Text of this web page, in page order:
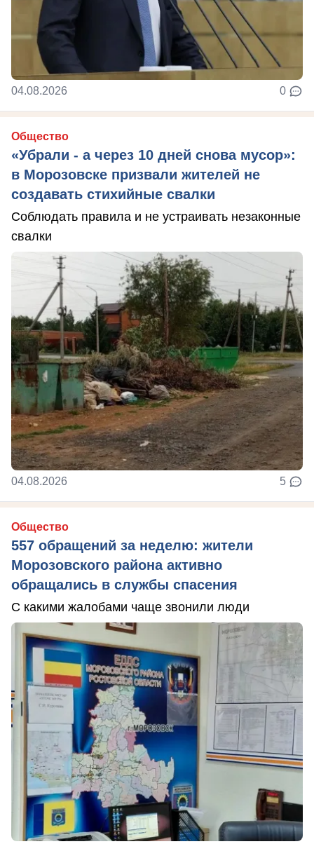
04.08.2026 0
Общество
«Убрали - а через 10 дней снова мусор»:
в Морозовске призвали жителей не
создавать стихийные свалки
Соблюдать правила и не устраивать незаконные
свалки
04.08.2026 5
Общество
557 обращений за неделю: жители
Морозовского района активно
обращались в службы спасения
С какими жалобами чаще звонили люди